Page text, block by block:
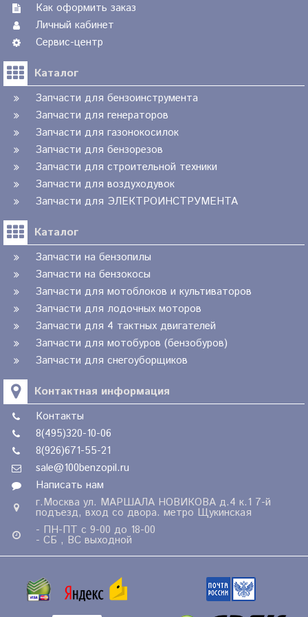
Как оформить заказ
Личный кабинет
Сервис-центр
Каталог
Запчасти для бензоинструмента
Запчасти для генераторов
Запчасти для газонокосилок
Запчасти для бензорезов
Запчасти для строительной техники
Запчасти для воздуходувок
Запчасти для ЭЛЕКТРОИНСТРУМЕНТА
Каталог
Запчасти на бензопилы
Запчасти на бензокосы
Запчасти для мотоблоков и культиваторов
Запчасти для лодочных моторов
Запчасти для 4 тактных двигателей
Запчасти для мотобуров (бензобуров)
Запчасти для снегоуборщиков
Контактная информация
Контакты
8(495)320-10-06
8(926)671-55-21
sale@100benzopil.ru
Написать нам
г.Москва ул. МАРШАЛА НОВИКОВА д.4 к.1 7-й
подъезд, вход со двора. метро Щукинская
- ПН-ПТ с 9-00 до 18-00
- СБ , ВС выходной